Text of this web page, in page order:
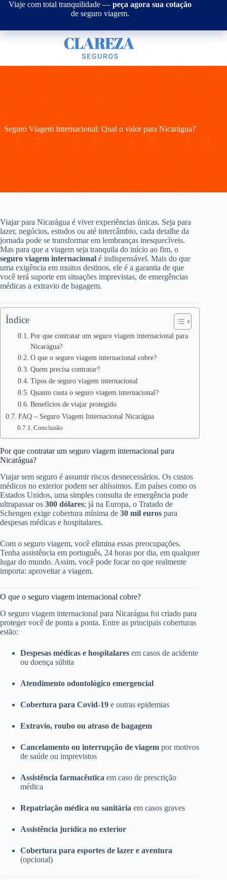
Pular
conteúdo
Viaje com total tranquilidade — peça agora sua cotação
de seguro viagem.
Seguro Viagem Internacional: Qual o valor para Nicarágua?
Viajar para Nicarágua é viver experiências únicas. Seja para
lazer, negócios, estudos ou até intercâmbio, cada detalhe da
jornada pode se transformar em lembranças inesquecíveis.
Mas para que a viagem seja tranquila do início ao fim, o
seguro viagem internacional é indispensável. Mais do que
uma exigência em muitos destinos, ele é a garantia de que
você terá suporte em situações imprevistas, de emergências
médicas a extravio de bagagem.
Índice
Por que contratar um seguro viagem internacional para
Nicarágua?
O que o seguro viagem internacional cobre?
Quem precisa contratar?
Tipos de seguro viagem internacional
Quanto custa o seguro viagem internacional?
Benefícios de viajar protegido
FAQ – Seguro Viagem Internacional Nicarágua
Conclusão
Por que contratar um seguro viagem internacional para
Nicarágua?
Viajar sem seguro é assumir riscos desnecessários. Os custos
médicos no exterior podem ser altíssimos. Em países como os
Estados Unidos, uma simples consulta de emergência pode
ultrapassar os 300 dólares; já na Europa, o Tratado de
Schengen exige cobertura mínima de 30 mil euros para
despesas médicas e hospitalares.
Com o seguro viagem, você elimina essas preocupações.
Tenha assistência em português, 24 horas por dia, em qualquer
lugar do mundo. Assim, você pode focar no que realmente
importa: aproveitar a viagem.
O que o seguro viagem internacional cobre?
O seguro viagem internacional para Nicarágua foi criado para
proteger você de ponta a ponta. Entre as principais coberturas
estão:
Despesas médicas e hospitalares em casos de acidente
ou doença súbita
Atendimento odontológico emergencial
Cobertura para Covid-19 e outras epidemias
Extravio, roubo ou atraso de bagagem
Cancelamento ou interrupção de viagem por motivos
de saúde ou imprevistos
Assistência farmacêutica em caso de prescrição
médica
Repatriação médica ou sanitária em casos graves
Assistência jurídica no exterior
Cobertura para esportes de lazer e aventura
(opcional)